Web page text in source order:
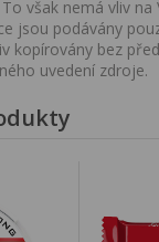
však nemá vliv na
jsou podávány
kopírovány bez
uvedení zdroje.